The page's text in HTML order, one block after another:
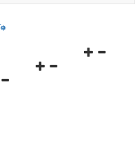
Navigationsmenü